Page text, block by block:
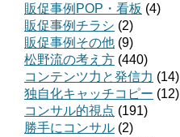
販促事例POP・看板 (4)
販促事例チラシ (2)
販促事例その他 (9)
松野流の考え方 (440)
コンテンツ力と発信力 (14)
独自化キャッチコピー (12)
コンサル的視点 (191)
勝手にコンサル (2)